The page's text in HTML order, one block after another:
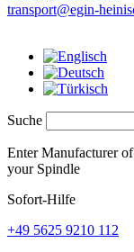
transport@egin-
Suche
Enter Manufacturer
your Spindle
Sofort-Hilfe
+49 5625 9210 112